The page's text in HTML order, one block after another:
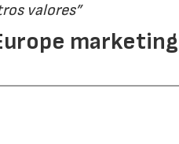
valores”
marketing